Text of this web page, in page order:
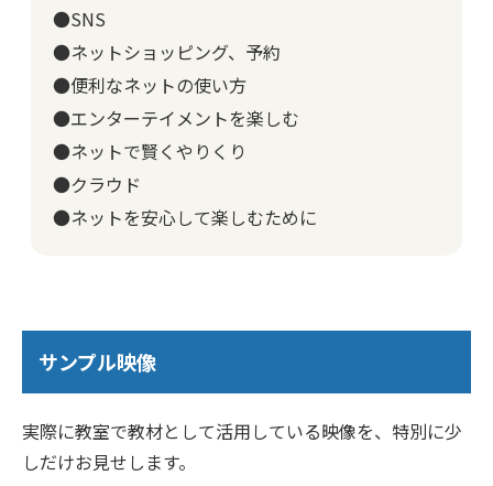
●SNS
●ネットショッピング、予約
●便利なネットの使い方
●エンターテイメントを楽しむ
●ネットで賢くやりくり
●クラウド
●ネットを安心して楽しむために
サンプル映像
実際に教室で教材として活用している映像を、特別に少
しだけお見せします。